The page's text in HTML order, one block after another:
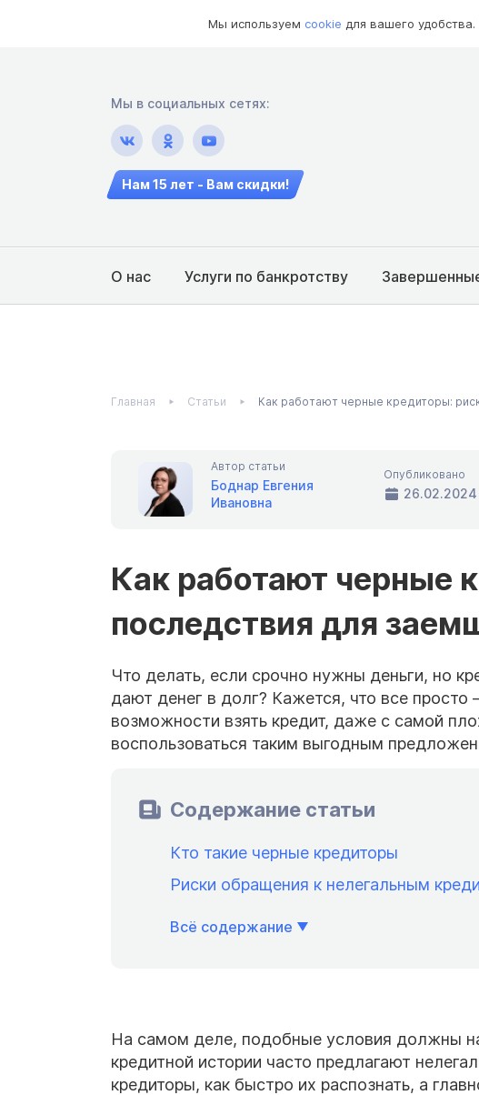
Мы используем cookie для вашего удобства.
Мы в социальных сетях:
Нам 15 лет - Вам скидки!
О нас Услуги по банкротству
Главная Статьи Как работают черные кредиторы:
Автор статьи
Боднар Евгения
Ивановна
Опубликовано
26.02.2024
Как работают черные
последствия для
Что делать, если срочно нужны деньги, но
дают денег в долг? Кажется, что все
возможности взять кредит, даже с самой
воспользоваться таким выгодным
Содержание статьи
Кто такие черные кредиторы
Риски обращения к нелегальным
Всё содержание
На самом деле, подобные условия должны
кредитной истории часто предлагают
кредиторы, как быстро их распознать, а